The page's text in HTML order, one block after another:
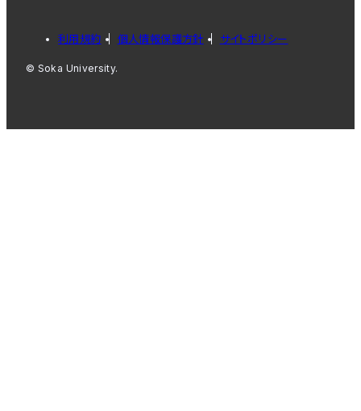
利用規約 個人情報保護方針 サイトポリシー
© Soka University.